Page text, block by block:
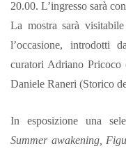
20.00. L’ingresso sarà
La mostra sarà
l’occasione, introdotti
curatori Adriano
Daniele Raneri (Storico
In esposizione una
Summer awakening,